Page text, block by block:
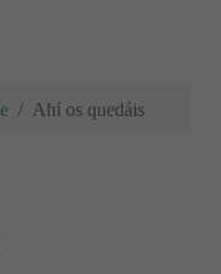
Ahí os quedáis